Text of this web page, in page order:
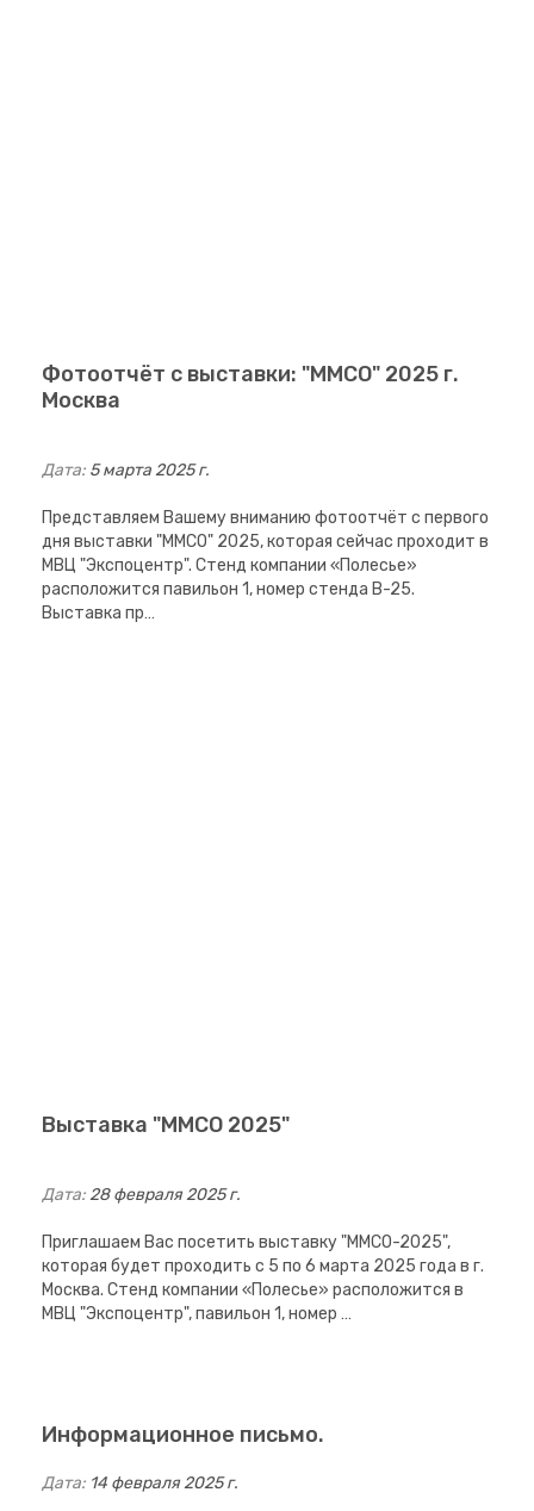
Фотоотчёт с выставки: "ММСО" 2025 г.
Москва
Дата: 5 марта 2025 г.
Представляем Вашему вниманию фотоотчёт с первого
дня выставки "ММСО" 2025, которая сейчас проходит в
МВЦ "Экспоцентр". Стенд компании «Полесье»
расположится павильон 1, номер стенда B-25.
Выставка пр…
Выставка "ММСО 2025"
Дата:28 февраля 2025 г.
Приглашаем Вас посетить выставку "ММСО-2025",
которая будет проходить с 5 по 6 марта 2025 года в г.
Москва. Стенд компании «Полесье» расположится в
МВЦ "Экспоцентр", павильон 1, номер …
Информационное письмо.
Дата: 14 февраля 2025 г.